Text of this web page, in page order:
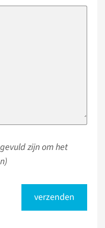
zijn om het
verzenden